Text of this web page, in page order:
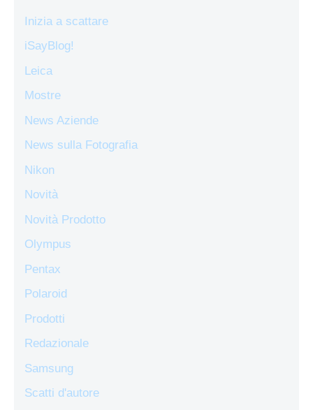
Inizia a scattare
iSayBlog!
Leica
Mostre
News Aziende
News sulla Fotografia
Nikon
Novità
Novità Prodotto
Olympus
Pentax
Polaroid
Prodotti
Redazionale
Samsung
Scatti d'autore